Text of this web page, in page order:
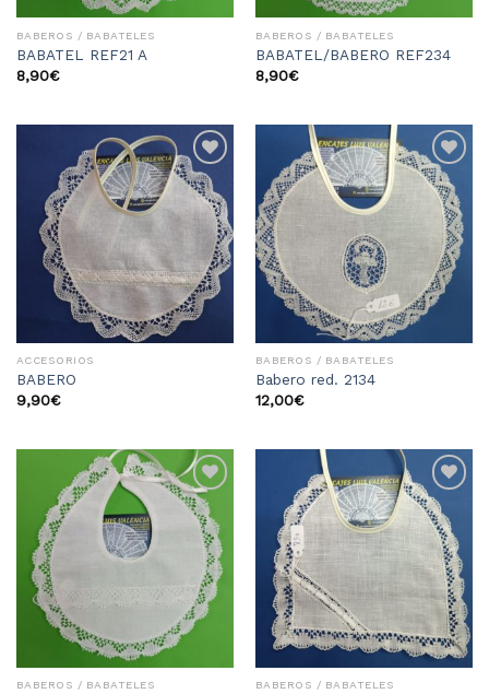
BABEROS / BABATELES
BABATEL REF21 A
8,90€
BABEROS / BABATELES
BABATEL/BABERO REF234
8,90€
Añadir
a la
lista
deseos
ACCESORIOS
BABERO
9,90€
Añadir
a la
lista
de
deseos
BABEROS / BABATELES
Babero red. 2134
12,00€
Añadir
a la
lista
de
deseos
BABEROS / BABATELES
Añadir
a la
lista
de
deseos
BABEROS / BABATELES